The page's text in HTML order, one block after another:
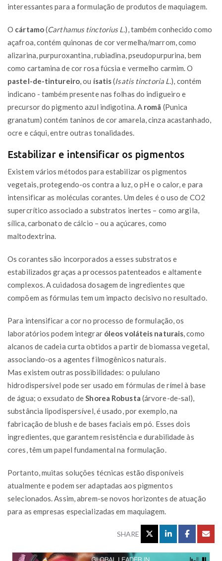
interessantes para a formulação de produtos de maquiagem.
O cártamo(Carthamus tinctorius L. ), também conhecido como
açafroa, contém quinonas de cor vermelha/marrom, como
alizarina, purpuroxantina, rubiadina, pseudopurpurina, bem
como cartamina de cor rosa fúcsia e vermelho carmim. O
pastel-de-tintureiro , ou ísatis(Isatis tinctoria L. ), contém
indicano - também presente nas folhas do indigueiro e
precursor do pigmento azul indigotina. A romã (Punica
granatum) contém taninos de cor amarela, cinza acastanhado,
ocre e cáqui, entre outras tonalidades.
Estabilizar e intensificar os pigmentos
Existem vários métodos para estabilizar os pigmentos
vegetais, protegendo-os contra a luz, o pH e o calor, e para
intensificar as moléculas corantes. Um deles é o uso de CO2
supercrítico associado a substratos inertes – como argila,
sílica, carbonato de cálcio – ou a açúcares, como
maltodextrina.
Os corantes são incorporados a esses substratos e
estabilizados graças a processos patenteados e altamente
complexos. A cuidadosa dosagem de ingredientes que
compõem as fórmulas tem um impacto decisivo no resultado.
Para intensificar a cor no processo de formulação, os
laboratórios podem integrar óleos voláteis naturais , como
alcanos de cadeia curta obtidos a partir de biomassa vegetal,
associando-os a agentes filmogênicos naturais.
Mas existem outras possibilidades: o pululano
hidrodispersível pode ser usado em fórmulas de rímel à base
de água; o exsudato de Shorea Robusta (árvore-de-sal),
substância lipodispersível, é usado, por exemplo, na
fabricação de blush e de bases faciais em pó. Esses dois
ingredientes, que garantem resistência e durabilidade às
cores, têm um papel fundamental na formulação.
Portanto, muitas soluções técnicas estão disponíveis
atualmente e podem ser adaptadas aos pigmentos
selecionados. Assim, abrem-se novos horizontes de atuação
para as empresas especializadas em maquiagem.
SHARE